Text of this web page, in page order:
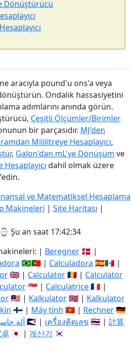
Dönüştürücü
aracıyla pound'u ons'a veya
Ondalık hassasiyetini
adımlarını anında görün.
Çeşitli Ölçümler/Birimler
bir parçasıdır. MJ'den
Mililitreye Hesaplayıcı,
, Galon'dan mL'ye Dönüşüm ve
dahil olmak üzere
ve Matematiksel Hesaplama
Makineleri | Site Haritası |
Şu an saat 17:42:35
| Beregner 🇩🇰 |
🇧🇷🇵🇹 | Calculadora 🇪🇸🇲🇽 |
🇬🇧 | Calculator🇷🇴 | Calculator
🇸🇬 | Calculatrice🇫🇷 |
🇲🇾 | Kalkulator🇳🇴 | Kalkulator
🇫🇮 | Máy tính 🇻🇳 | Rechner🇩🇪
آلة🇸🇦 | เครื่องคิดเลข 🇹🇭 | 計算
🇯🇵 | 계산기 🇰🇷